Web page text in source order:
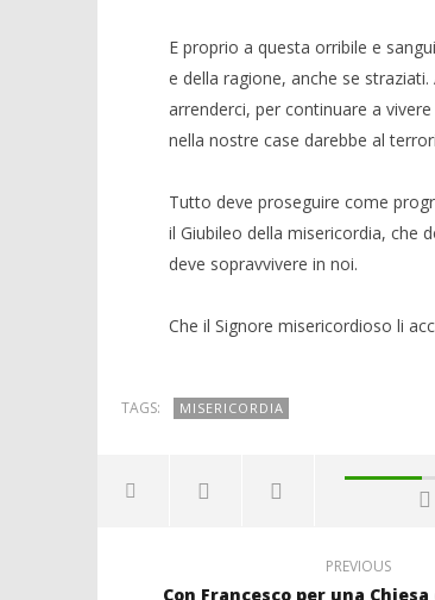
E proprio a questa orribile e
e della ragione, anche se
arrenderci, per continuare a
nella nostre case darebbe al
Tutto deve proseguire come
il Giubileo della misericordia, che
deve sopravvivere in noi.
Che il Signore misericordioso li
TAGS: MISERICORDIA
PREVIOUS
Con Francesco per una